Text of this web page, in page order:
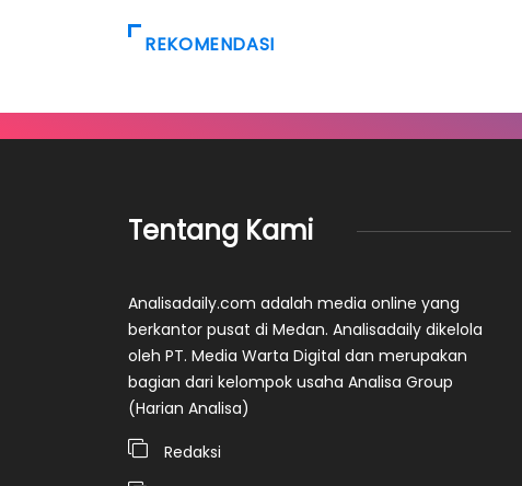
REKOMENDASI
Tentang Kami
Analisadaily.com adalah media online yang
berkantor pusat di Medan. Analisadaily dikelola
oleh PT. Media Warta Digital dan merupakan
bagian dari kelompok usaha Analisa Group
(Harian Analisa)
Redaksi